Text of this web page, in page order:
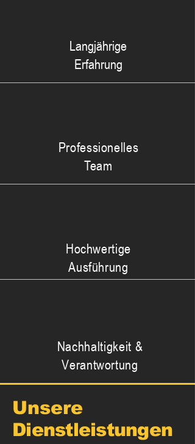
Langjährige
Erfahrung
Professionelles
Team
Hochwertige
Ausführung
Nachhaltigkeit &
Verantwortung
Unsere
Dienstleistungen